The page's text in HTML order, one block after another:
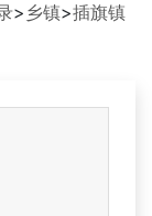
> 乡镇>插旗镇